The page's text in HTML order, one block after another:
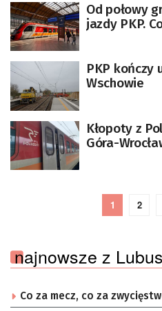
Od połowy
jazdy PKP.
PKP kończy
Wschowie
Kłopoty z
Góra-
1 2
najnowsze z
Co za mecz, co za